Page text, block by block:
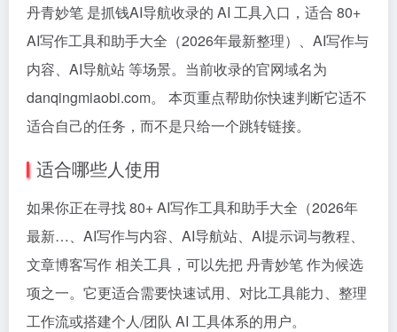
丹青妙笔 是抓钱AI导航收录的 AI 工具入口，适合 80+
AI写作工具和助手大全（2026年最新整理）、AI写作与
内容、AI导航站 等场景。当前收录的官网域名为
danqingmiaobi.com。 本页重点帮助你快速判断它适不
适合自己的任务，而不是只给一个跳转链接。
适合哪些人使用
如果你正在寻找 80+ AI写作工具和助手大全（2026年
最新…、AI写作与内容、AI导航站、AI提示词与教程、
文章博客写作 相关工具，可以先把 丹青妙笔 作为候选
项之一。它更适合需要快速试用、对比工具能力、整理
工作流或搭建个人/团队 AI 工具体系的用户。